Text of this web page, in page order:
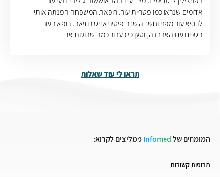
אדומים שנראו כמו פטריית עור. רופאת המשפחה הפנתה אותי
לרופא עור מפני וחשדה שזה פיטיריאזיס רוזיאה. רופא העור
הסכים עם האבחנה, וטען כי כעבור כמה שבועות אר
תראו לי עוד שאלות
המומחים של Infomed ממליצים לקרוא:
תרופות קשורות